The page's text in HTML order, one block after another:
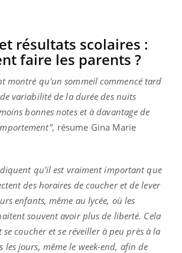
résultats scolaires :
faire les parents ?
montré qu'un sommeil commencé tard
variabilité de la durée des nuits
bonnes notes et à davantage de
résume Gina Marie
qu'il est vraiment important que
des horaires de coucher et de lever
enfants, même au lycée, où les
souvent avoir plus de liberté. Cela
coucher et se réveiller à peu près à la
les jours, même le week-end, afin de